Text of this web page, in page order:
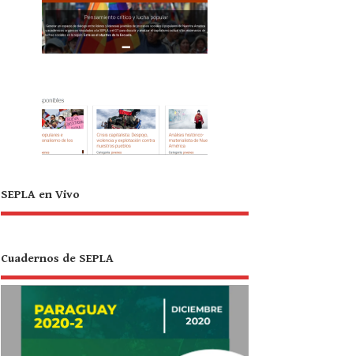
SEPLA en Vivo
Cuadernos de SEPLA